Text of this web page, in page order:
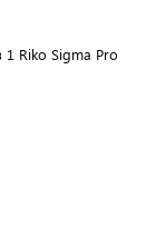
1 Riko Sigma Pro